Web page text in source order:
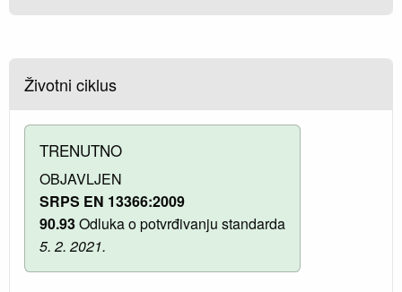
Životni ciklus
TRENUTNO
OBJAVLJEN
SRPS EN 13366:2009
90.93Odluka o potvrđivanju standarda
5. 2. 2021.